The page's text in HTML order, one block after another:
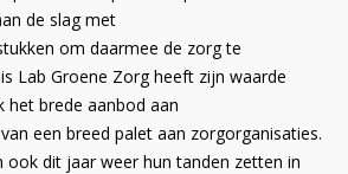
de slag met
om daarmee de zorg te
Lab Groene Zorg heeft zijn waarde
het brede aanbod aan
een breed palet aan zorgorganisaties.
ook dit jaar weer hun tanden zetten in